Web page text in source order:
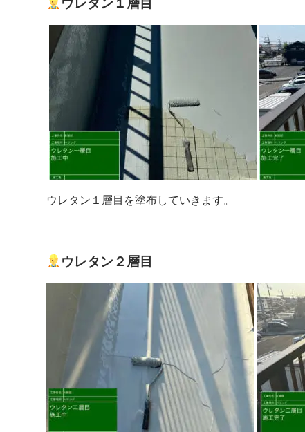
ウレタン１層目
ウレタン１層目を塗布していきます。
ウレタン２層目